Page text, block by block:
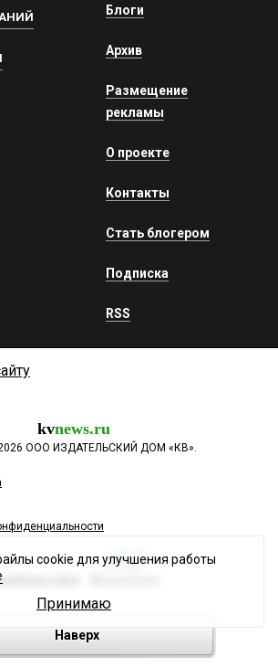
Блоги
Архив
Размещение
рекламы
О проекте
Контакты
Стать блогером
Подписка
RSS
kvnews.ru
ООО ИЗДАТЕЛЬСКИЙ ДОМ «КВ».
сайта
Наверх
cookie для улучшения работы
Принимаю